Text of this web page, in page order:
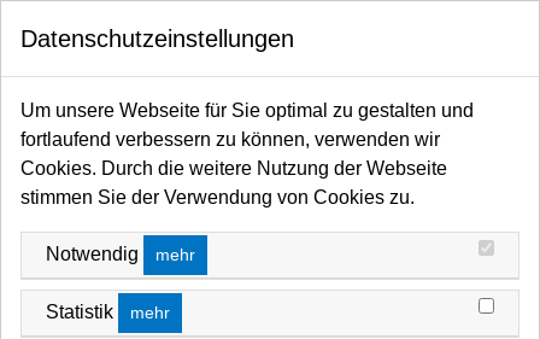
Startseite Filter / Farbfilter Farbfilter Rollen und Zuschnitte
FARBFILTER ROLLEN UND ZUSCHNITTE
Blau-Bereich
Datenschutzeinstellungen
Um unsere Webseite für Sie optimal zu gestalten und
fortlaufend verbessern zu können, verwenden wir
Cookies. Durch die weitere Nutzung der Webseite
stimmen Sie der Verwendung von Cookies zu.
Notwendig mehr
Statistik mehr